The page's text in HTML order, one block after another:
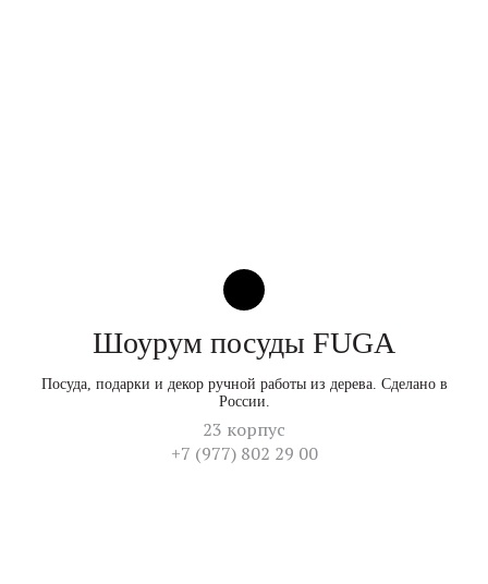
Шоурум посуды FUGA
Посуда, подарки и декор ручной работы из дерева. Сделано в
России.
23 корпус
+7 (977) 802 29 00